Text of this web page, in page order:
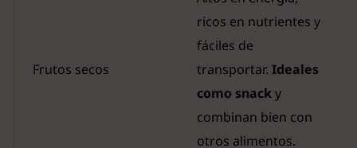
Frutos secos
ricos en nutrientes y
fáciles de
transportar. Ideales
como snacky
combinan bien con
otros alimentos.